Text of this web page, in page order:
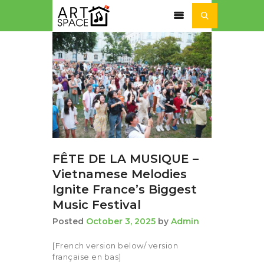
ACTUALITÉ
SÉJOURS ET STAGES
NOS ACTIVITÉS
NOTRE
FÊTE DE LA MUSIQUE –
Vietnamese Melodies
Ignite France’s Biggest
Music Festival
Posted October 3, 2025 by Admin
[French version below/ version
française en bas]